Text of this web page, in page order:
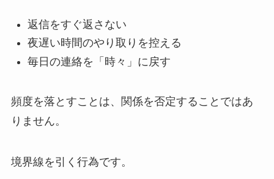
返信をすぐ返さない
夜遅い時間のやり取りを控える
毎日の連絡を「時々」に戻す
頻度を落とすことは、関係を否定することではあ
りません。
境界線を引く行為です。